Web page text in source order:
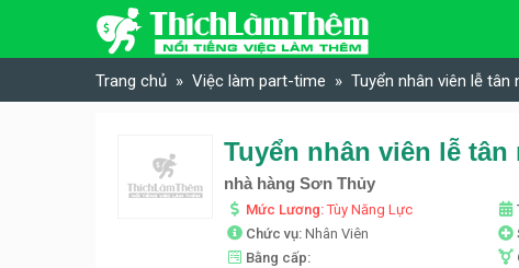
Skip to content
Trang chủ Việc làm part-time Tuyển nhân viên lễ tân
Tuyển nhân viên lễ
nhà hàng Sơn Thủy
Mức Lương:Tùy Năng Lực
Chức vụ: Nhân Viên
Bằng cấp: